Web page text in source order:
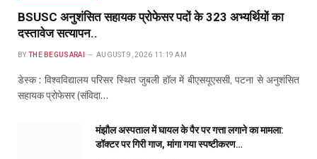
BSUSC अनुशंसित सहायक प्रोफेसर पदों के 323 अभ्यर्थियों का
दस्तावेज सत्यापन..
BY THE BEGUSARAI AUGUST 9, 2026 11:19 AM
डेस्क : विश्वविद्यालय परिसर स्थित जुबली हॉल में बीएसयूएससी, पटना से अनुशंसित
सहायक प्रोफेसर (संविदा…
मंझौल अस्पताल में घायल के पैर पर गत्ता लगाने का मामला:
डॉक्टर पर गिरी गाज, मांगा गया स्पष्टीकरण…